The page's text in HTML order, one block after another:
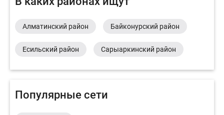
Алматинский район Байконурский район
Есильский район Сарыаркинский район
Популярные сети